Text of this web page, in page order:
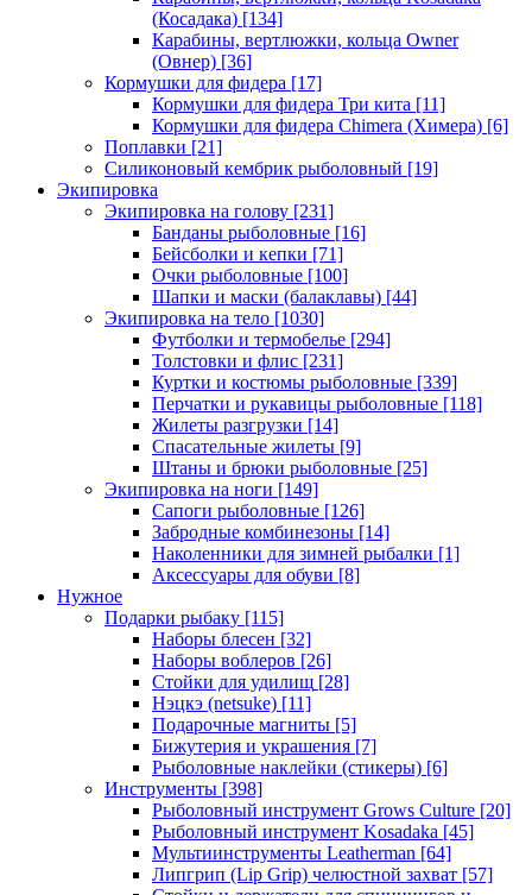
(Косадака) [134]
Карабины, вертлюжки, кольца Owner
(Овнер) [36]
Кормушки для фидера [17]
Кормушки для фидера Три кита [11]
Кормушки для фидера Chimera (Химера) [6]
Поплавки [21]
Силиконовый кембрик рыболовный [19]
Экипировка
Экипировка на голову [231]
Банданы рыболовные [16]
Бейсболки и кепки [71]
Очки рыболовные [100]
Шапки и маски (балаклавы) [44]
Экипировка на тело [1030]
Футболки и термобелье [294]
Толстовки и флис [231]
Куртки и костюмы рыболовные [339]
Перчатки и рукавицы рыболовные [118]
Жилеты разгрузки [14]
Спасательные жилеты [9]
Штаны и брюки рыболовные [25]
Экипировка на ноги [149]
Сапоги рыболовные [126]
Забродные комбинезоны [14]
Наколенники для зимней рыбалки [1]
Аксессуары для обуви [8]
Нужное
Подарки рыбаку [115]
Наборы блесен [32]
Наборы воблеров [26]
Стойки для удилищ [28]
Нэцкэ (netsuke) [11]
Подарочные магниты [5]
Бижутерия и украшения [7]
Рыболовные наклейки (стикеры) [6]
Инструменты [398]
Рыболовный инструмент Grows Culture [20]
Рыболовный инструмент Kosadaka [45]
Мультиинструменты Leatherman [64]
Липгрип (Lip Grip) челюстной захват [57]